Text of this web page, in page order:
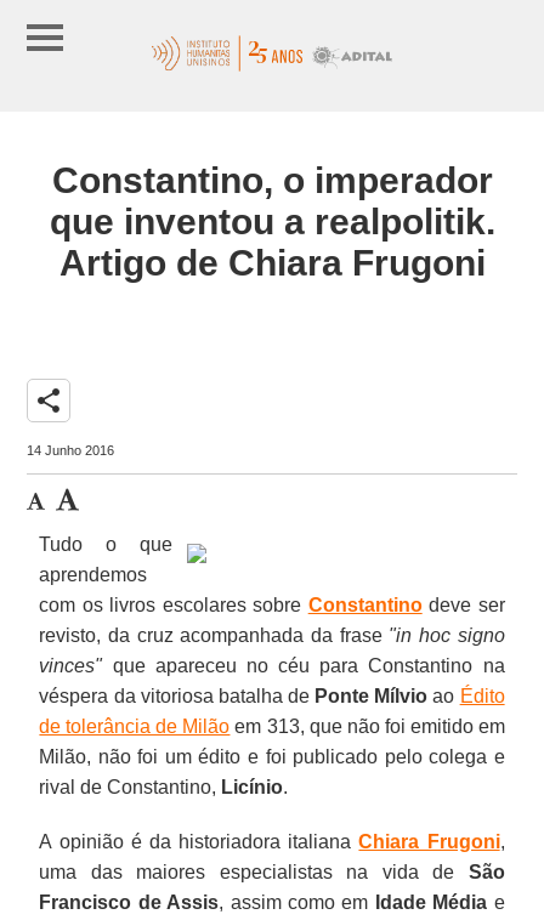
Constantino, o imperador
que inventou a realpolitik.
Artigo de Chiara Frugoni
share
14 Junho 2016
Tudo o que
aprendemos
com os livros escolares sobre Constantinodeve ser
revisto, da cruz acompanhada da frase "in hoc signo
vinces"que apareceu no céu para Constantino na
véspera da vitoriosa batalha de Ponte Mílvio ao Édito
de tolerância de Milão em 313, que não foi emitido em
Milão, não foi um édito e foi publicado pelo colega e
rival de Constantino, Licínio.
A opinião é da historiadora italianaChiara Frugoni,
uma das maiores especialistas na vida de São
Francisco de Assis, assim como em Idade Média e